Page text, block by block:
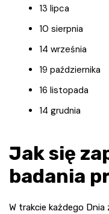
13 lipca
10 sierpnia
14 września
19 października
16 listopada
14 grudnia
Jak się
badania
W trakcie każdego